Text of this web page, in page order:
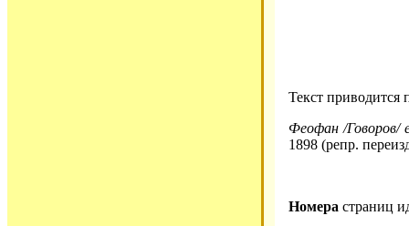
Текст приводится
Феофан /Говоров/
1898 (репр.
Номера страниц